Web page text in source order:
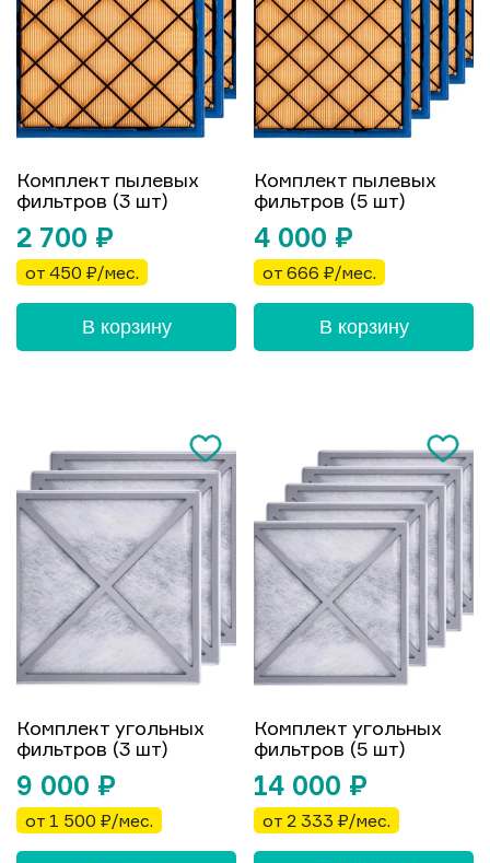
Комплект пылевых
фильтров (3 шт)
2 700 ₽
от 450 ₽/мес.
В корзину
Комплект пылевых
фильтров (5 шт)
4 000 ₽
от 666 ₽/мес.
В корзину
Комплект угольных
фильтров (3 шт)
9 000 ₽
от 1 500 ₽/мес.
Комплект угольных
фильтров (5 шт)
14 000 ₽
от 2 333 ₽/мес.